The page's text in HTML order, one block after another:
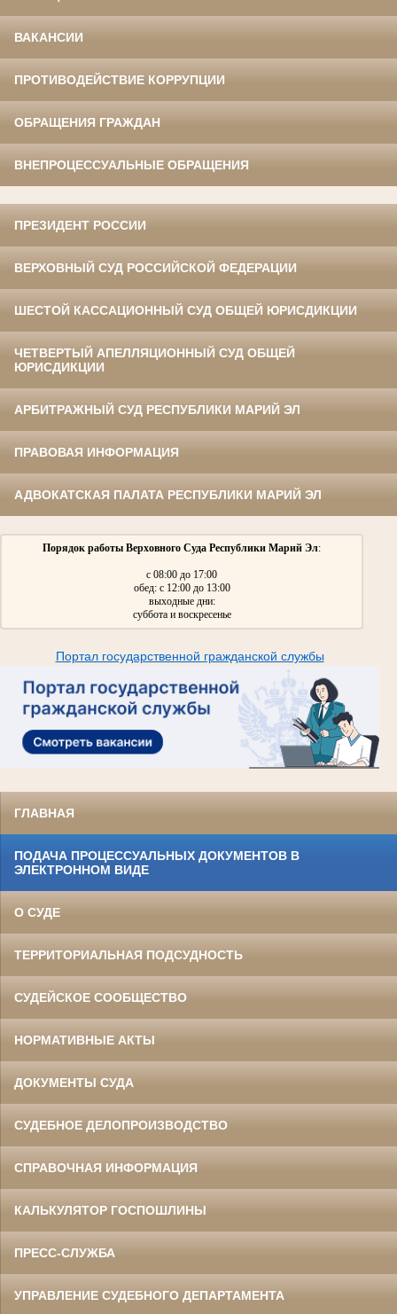
ВАКАНСИИ
ПРОТИВОДЕЙСТВИЕ КОРРУПЦИИ
ОБРАЩЕНИЯ ГРАЖДАН
ВНЕПРОЦЕССУАЛЬНЫЕ ОБРАЩЕНИЯ
ПРЕЗИДЕНТ РОССИИ
ВЕРХОВНЫЙ СУД РОССИЙСКОЙ ФЕДЕРАЦИИ
ШЕСТОЙ КАССАЦИОННЫЙ СУД ОБЩЕЙ ЮРИСДИКЦИИ
ЧЕТВЕРТЫЙ АПЕЛЛЯЦИОННЫЙ СУД ОБЩЕЙ
ЮРИСДИКЦИИ
АРБИТРАЖНЫЙ СУД РЕСПУБЛИКИ МАРИЙ ЭЛ
ПРАВОВАЯ ИНФОРМАЦИЯ
АДВОКАТСКАЯ ПАЛАТА РЕСПУБЛИКИ МАРИЙ ЭЛ
Порядок работы Верховного Суда Республики Марий Эл:
с 08:00 до 17:00
обед: с 12:00 до 13:00
выходные дни:
суббота и воскресенье
Портал государственной гражданской службы
ГЛАВНАЯ
ПОДАЧА ПРОЦЕССУАЛЬНЫХ ДОКУМЕНТОВ В
ЭЛЕКТРОННОМ ВИДЕ
О СУДЕ
ТЕРРИТОРИАЛЬНАЯ ПОДСУДНОСТЬ
СУДЕЙСКОЕ СООБЩЕСТВО
НОРМАТИВНЫЕ АКТЫ
ДОКУМЕНТЫ СУДА
СУДЕБНОЕ ДЕЛОПРОИЗВОДСТВО
СПРАВОЧНАЯ ИНФОРМАЦИЯ
КАЛЬКУЛЯТОР ГОСПОШЛИНЫ
ПРЕСС-СЛУЖБА
УПРАВЛЕНИЕ СУДЕБНОГО ДЕПАРТАМЕНТА